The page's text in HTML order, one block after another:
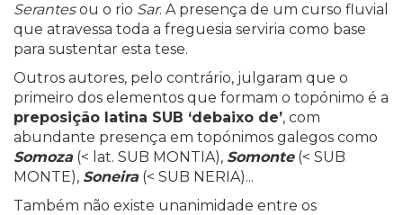
Serantesou o rio Sar. A presença de um curso fluvial
que atravessa toda a freguesia serviria como base
para sustentar esta tese.
Outros autores, pelo contrário, julgaram que o
primeiro dos elementos que formam o topónimo é a
preposição latina SUB ‘debaixo de’, com
abundante presença em topónimos galegos como
Somoza(< lat. SUB MONTIA), Somonte(< SUB
MONTE), Soneira(< SUB NERIA)...
Também não existe unanimidade entre os